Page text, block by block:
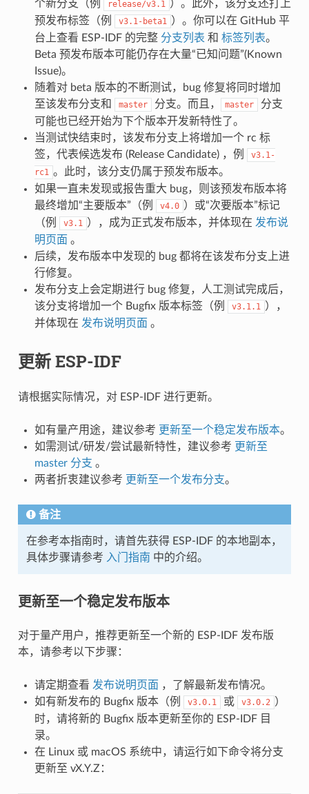
个新分支（例 release/v3.1 ）。此外，该分支还打上
预发布标签（例
v3.1-beta1 ）。你可以在 GitHub 平
台上查看 ESP-IDF 的完整 分支列表 和 标签列表。
Beta 预发布版本可能仍存在大量“已知问题”(Known
Issue)。
随着对 beta 版本的不断测试，bug 修复将同时增加
至该发布分支和
master 分支。而且， master
分支
可能也已经开始为下个版本开发新特性了。
当测试快结束时，该发布分支上将增加一个 rc 标
签，代表候选发布 (Release Candidate) ，例
v3.1-
rc1 。此时，该分支仍属于预发布版本。
如果一直未发现或报告重大 bug，则该预发布版本将
最终增加“主要版本”（例
v4.0 ）或“次要版本”标记
（例
v3.1 ），成为正式发布版本，并体现在 发布说
明页面 。
后续，发布版本中发现的 bug 都将在该发布分支上进
行修复。
发布分支上会定期进行 bug 修复，人工测试完成后，
该分支将增加一个 Bugfix 版本标签（例
v3.1.1 ），
并体现在 发布说明页面 。
更新 ESP-IDF
请根据实际情况，对 ESP-IDF 进行更新。
如有量产用途，建议参考 更新至一个稳定发布版本。
如需测试/研发/尝试最新特性，建议参考 更新至
master 分支 。
两者折衷建议参考 更新至一个发布分支。
备注
在参考本指南时，请首先获得 ESP-IDF 的本地副本，
具体步骤请参考 入门指南 中的介绍。
更新至一个稳定发布版本
对于量产用户，推荐更新至一个新的 ESP-IDF 发布版
本，请参考以下步骤：
请定期查看 发布说明页面 ，了解最新发布情况。
如有新发布的 Bugfix 版本（例
v3.0.1 或 v3.0.2 ）
时，请将新的 Bugfix 版本更新至你的 ESP-IDF 目
录。
在 Linux 或 macOS 系统中，请运行如下命令将分支
更新至 vX.Y.Z：